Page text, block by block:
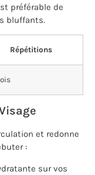
préférable de
bluffants.
Répétitions
et redonne
:
sur vos